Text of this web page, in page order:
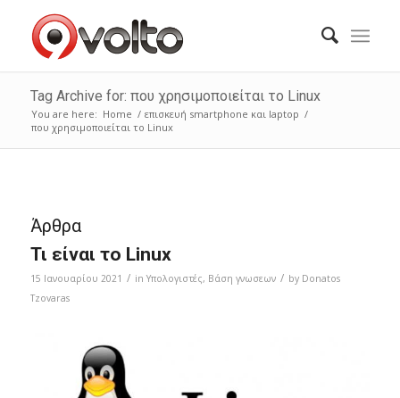
Tag Archive for: που χρησιμοποιείται το Linux
You are here: Home / επισκευή smartphone και laptop /
που χρησιμοποιείται το Linux
Άρθρα
Τι είναι το Linux
15 Ιανουαρίου 2021 / in Υπολογιστές, Bάση γνωσεων / by Donatos
Tzovaras